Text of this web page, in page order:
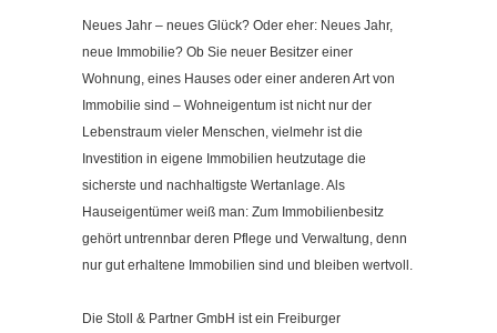
Partner
Stellenangebote
Impressum
Datenschutzerklärung
Neues Jahr – neues Glück? Oder eher: Neues Jahr,
neue Immobilie? Ob Sie neuer Besitzer einer
Wohnung, eines Hauses oder einer anderen Art von
Immobilie sind – Wohneigentum ist nicht nur der
Lebenstraum vieler Menschen, vielmehr ist die
Investition in eigene Immobilien heutzutage die
sicherste und nachhaltigste Wertanlage. Als
Hauseigentümer weiß man: Zum Immobilienbesitz
gehört untrennbar deren Pflege und Verwaltung, denn
nur gut erhaltene Immobilien sind und bleiben wertvoll.
Die Stoll & Partner GmbH ist ein Freiburger